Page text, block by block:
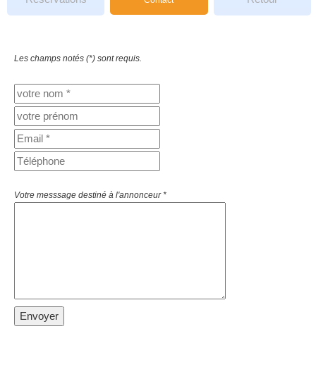
Les champs notés (*) sont requis.
Votre messsage destiné à l'annonceur *